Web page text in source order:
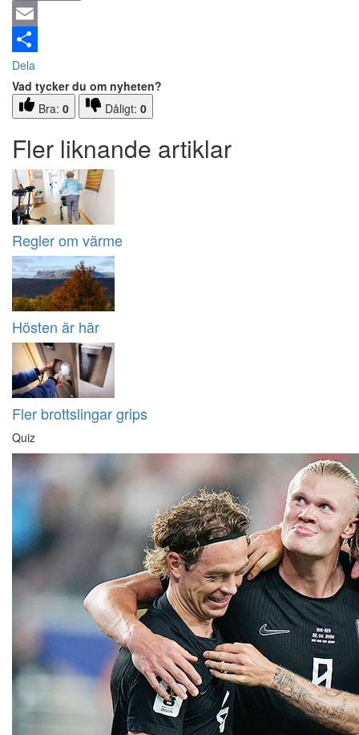
Email
Dela
Vad tycker du om nyheten?
Bra: 0 Dåligt: 0
Fler liknande artiklar
Regler om värme
Hösten är här
Fler brottslingar grips
Quiz